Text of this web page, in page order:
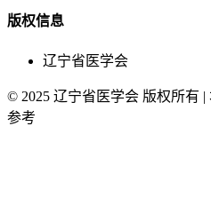
版权信息
辽宁省医学会
© 2025 辽宁省医学会 版权所有
参考